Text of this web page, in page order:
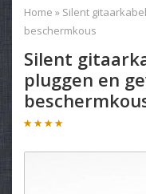
Home » Silent
beschermkous
Silent
pluggen en